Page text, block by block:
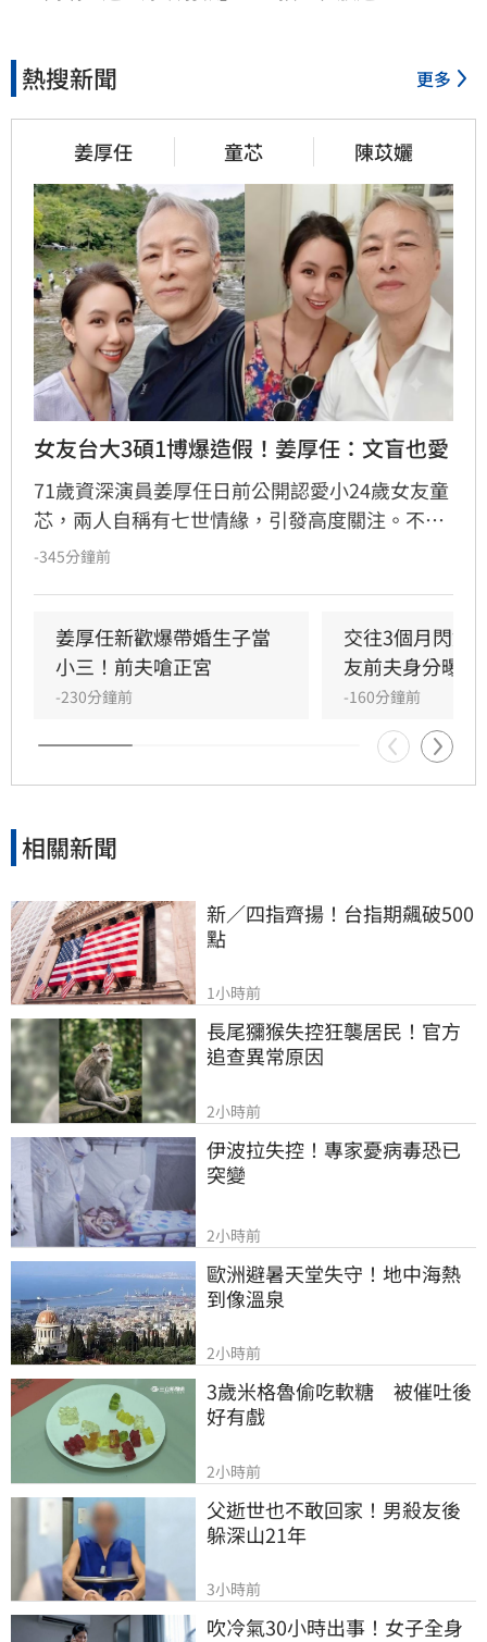
熱搜新聞 更多
姜厚任 童芯 陳苡孋
女友台大3碩1博爆造假！姜厚任：文盲也愛
71歲資深演員姜厚任日前公開認愛小24歲女友童
芯，兩人自稱有七世情緣，引發高度關注。不料
童芯隨即遭網友起底，不僅宣稱的台大「3碩1
姻史也遭挖出。面對外界排山倒海的質疑聲浪，
姜厚任展現霸氣護愛態度，強調感情不受學歷與
背景影響，更笑稱即便女友是文盲也照樣喜歡，
不受外界負面傳聞干擾，堅定捍衛這段相差39歲
的戀情。
-345分鐘前
姜厚任新歡爆帶婚生子當
小三！前夫嗆正宮
-230分鐘前
交往3個月閃婚
友前夫身分曝光
-160分鐘前
相關新聞
新／四指齊揚！台指期飆破500
點
1小時前
長尾獼猴失控狂襲居民！官方
追查異常原因
2小時前
伊波拉失控！專家憂病毒恐已
突變
2小時前
歐洲避暑天堂失守！地中海熱
到像溫泉
2小時前
3歲米格魯偷吃軟糖　被催吐後
好有戲
2小時前
父逝世也不敢回家！男殺友後
躲深山21年
3小時前
吹冷氣30小時出事！女子全身